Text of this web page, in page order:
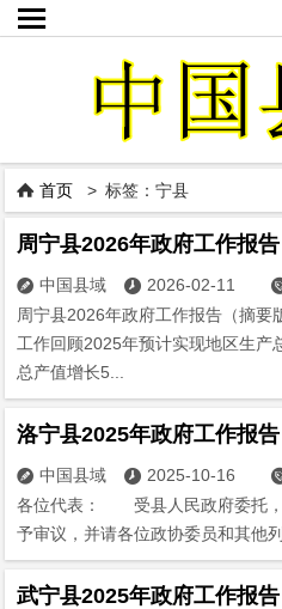

 首页 > 标签：宁县
周宁县2026年政府工作报告
 中国县域  2026-02-11
周宁县2026年政府工作报告（摘要
工作回顾2025年预计实现地区生产
总产值增长5...
洛宁县2025年政府工作报告
 中国县域  2025-10-16
各位代表： 受县人民政府委托，
予审议，并请各位政协委员和其
武宁县2025年政府工作报告